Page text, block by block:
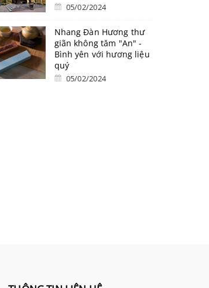
05/02/2024
Nhang Đàn Hương thư
giãn không tăm "An" -
Bình yên với hương liệu
quý
05/02/2024